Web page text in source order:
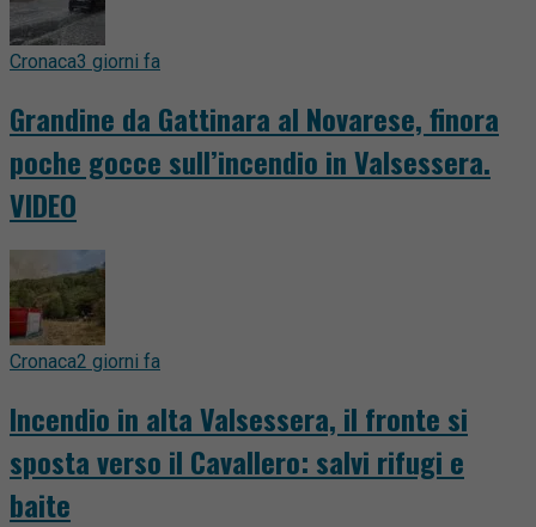
Cronaca3 giorni fa
Grandine da Gattinara al Novarese, finora
poche gocce sull’incendio in Valsessera.
VIDEO
Cronaca2 giorni fa
Incendio in alta Valsessera, il fronte si
sposta verso il Cavallero: salvi rifugi e
baite